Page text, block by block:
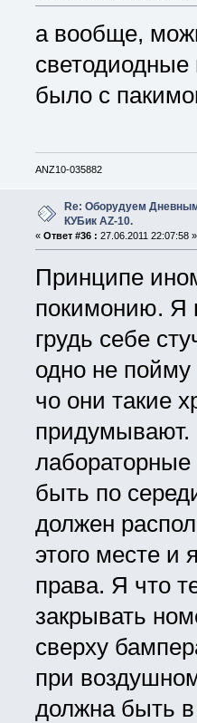
а вообще,
светодиодные
было с
ANZ10-035882
Re: Оборудуем
КУБик AZ-10.
« Ответ #36 : 27.06.2011 22:07:58 »
Принципе
покимонию. Я
грудь себе
одно не
чо они такие
быть по
должен
этого месте и
права. Я что
закрывать
сверху
при
должна быть